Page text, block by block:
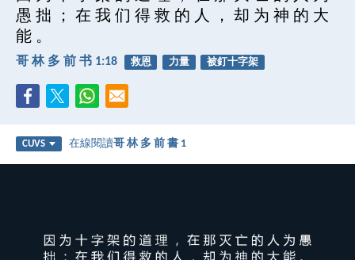
愚 拙 ； 在 我 们 得 救 的 人 ， 却 为 神 的 大
能 。
哥 林 多 前 书 1:18 救恩 力量 被釘十字架
CUVS 在線閱讀哥 林 多 前 書 1